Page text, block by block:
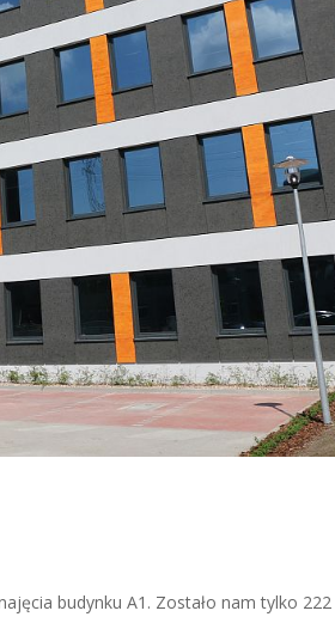
budynku A1. Zostało nam tylko